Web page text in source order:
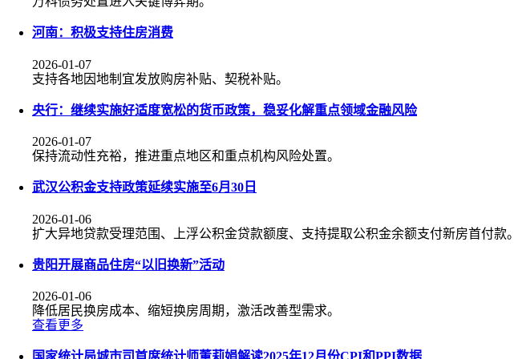
河南：积极支持住房消费
2026-01-07
支持各地因地制宜发放购房补贴、契税补贴。
央行：继续实施好适度宽松的货币政策，稳妥化解重点领域金融风险
2026-01-07
保持流动性充裕，推进重点地区和重点机构风险处置。
武汉公积金支持政策延续实施至6月30日
2026-01-06
扩大异地贷款受理范围、上浮公积金贷款额度、支持提取公积金余额支付新房首付款。
贵阳开展商品住房“以旧换新”活动
2026-01-06
降低居民换房成本、缩短换房周期，激活改善型需求。
查看更多